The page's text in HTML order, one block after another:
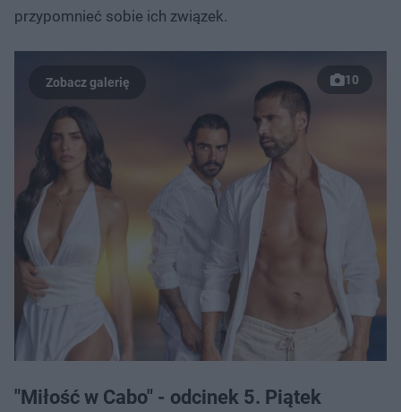
przypomnieć sobie ich związek.
10
"Miłość w Cabo" - odcinek 5. Piątek